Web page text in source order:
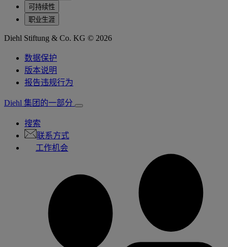
可持续性
职业生涯
Diehl Stiftung & Co. KG © 2026
数据保护
版本说明
报告违规行为
Diehl 集团的一部分
搜索
联系方式
工作机会